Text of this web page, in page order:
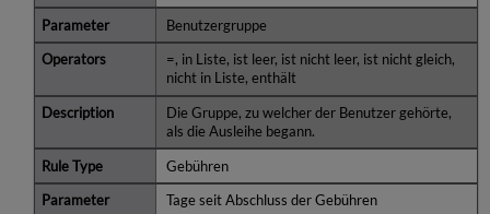
Benutzergruppe
=, in Liste, ist leer, ist nicht leer, ist nicht gleich,
nicht in Liste, enthält
Die Gruppe, zu welcher der Benutzer gehörte,
als die Ausleihe begann.
Gebühren
Tage seit Abschluss der Gebühren